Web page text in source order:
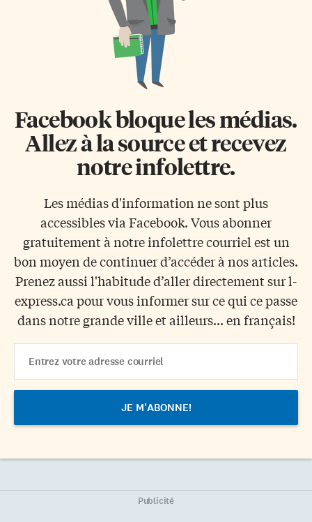
Facebook bloque les médias.
Allez à la source et recevez
notre infolettre.
Les médias d'information ne sont plus
accessibles via Facebook. Vous abonner
gratuitement à notre infolettre courriel est un
bon moyen de continuer d’accéder à nos articles.
Prenez aussi l'habitude d’aller directement sur l-
express.ca pour vous informer sur ce qui ce passe
dans notre grande ville et ailleurs... en français!
Address
Publicité